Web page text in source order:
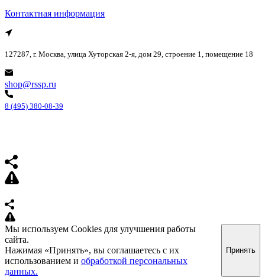
Контактная информация
127287, г. Москва, улица Хуторская 2-я, дом 29, строение 1, помещение 18
shop@rssp.ru
8 (495) 380-08-39
Мы используем Cookies для улучшения работы
сайта.
Нажимая «Принять», вы соглашаетесь с их
использованием и обработкой персональных
данных.
Принять